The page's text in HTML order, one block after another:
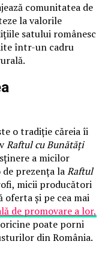
comunitatea de
la valorile
satului românesc
într-un cadru
o tradiție căreia îi
Raftul cu Bunătăți
a micilor
prezența laRaftul
micii producători
și pe cea mai
de promovare a lor,
poate porni
din România.